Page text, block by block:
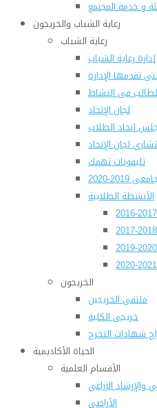
و خدمة المجتمع
رعاية الشباب والخريجون
رعاية الشباب
إدارة رعاية الشباب
تقدمها الإدارة
فى النشاط
لجان الإتحاد
إتحاد الطلاب
لجان الإتحاد
تليفونات تهمك
2020
الأنشطة الطلابية
2016-2017
2017-2018
2019-2020
2020-2021
الخريجون
ملتقى الخريجين
خريجى الكلية
شهادات التخرج
الحياة الأكاديمية
الأقسام العلمية
والإرشاد الزراعي
الأراضى